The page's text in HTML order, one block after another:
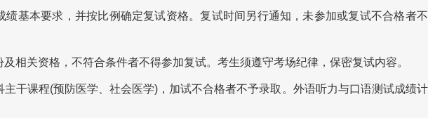
本要求，并按比例确定复试资格。复试时间另行通知，未参加或复试不合格者
关资格，不符合条件者不得参加复试。考生须遵守考场纪律，保密复试内容。
课程(预防医学、社会医学)，加试不合格者不予录取。外语听力与口语测试成绩